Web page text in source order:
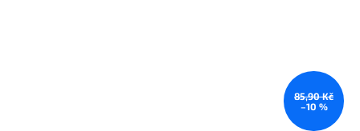
85,90 Kč
–10 %